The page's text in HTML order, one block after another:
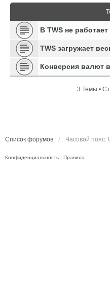
В TWS не
TWS загружает
Конверсия валют
3 Темы •
Список форумов Часовой пояс:
Конфиденциальность | Правила